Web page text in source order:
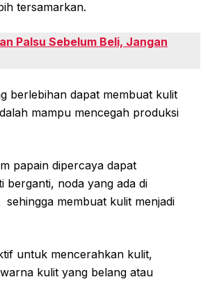
tersamarkan.
Palsu Sebelum Beli, Jangan
berlebihan dapat membuat kulit
mampu mencegah produksi
papain dipercaya dapat
berganti, noda yang ada di
membuat kulit menjadi
untuk mencerahkan kulit,
kulit yang belang atau